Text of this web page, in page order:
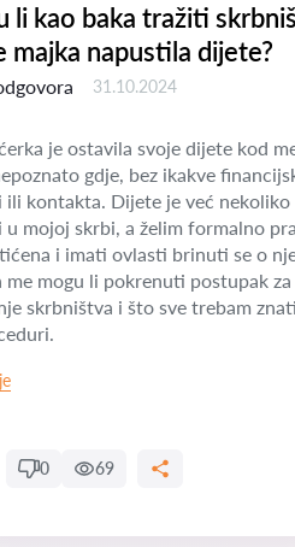
li kao baka tražiti
majka napustila dijete?
31.10.2024
je ostavila svoje dijete kod
gdje, bez ikakve
ili kontakta. Dijete je već nekoliko
u mojoj skrbi, a želim formalno
i imati ovlasti brinuti se o
me mogu li pokrenuti postupak za
skrbništva i što sve trebam
0 69